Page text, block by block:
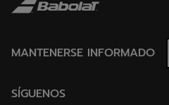
MANTENERSE INFORMADO
SÍGUENOS